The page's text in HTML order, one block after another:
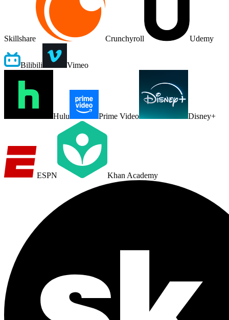
Skillshare Crunchyroll Udemy
Bilibili Vimeo
Hulu Prime Video Disney+
ESPN Khan Academy